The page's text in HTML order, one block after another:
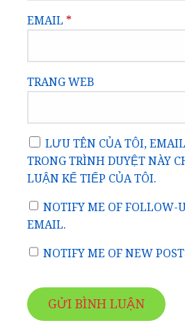
EMAIL *
TRANG WEB
LƯU TÊN CỦA TÔI,
TRONG TRÌNH DUYỆT NÀY
LUẬN KẾ TIẾP CỦA TÔI.
NOTIFY ME OF FOLLOW-
EMAIL.
NOTIFY ME OF NEW